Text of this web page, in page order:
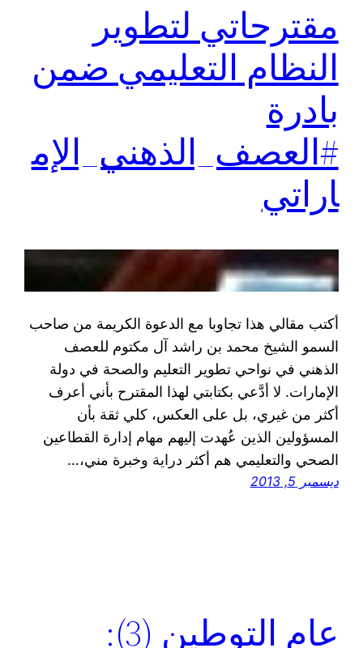
مقترحاتي لتطوير
النظام التعليمي ضمن
بادرة
#العصف_الذهني_الإم
اراتي
أكتب مقالي هذا تجاوبا مع الدعوة الكريمة من صاحب
السمو الشيخ محمد بن راشد آل مكتوم للعصف
الذهني في نواحي تطوير التعليم والصحة في دولة
الإمارات. لا أدَّعي بكتابتي لهذا المقترح بأني أعرف
أكثر من غيري، بل على العكس، كلي ثقة بأن
المسؤولين الذين عُهدت إليهم مهام إدارة القطاعين
الصحي والتعليمي هم أكثر دراية وخبرة مني،…
ديسمبر 5, 2013
عام التوطين (3):